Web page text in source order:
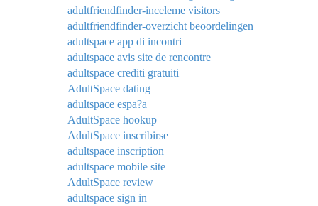
adultfriendfinder-inceleme visitors
adultfriendfinder-overzicht beoordelingen
adultspace app di incontri
adultspace avis site de rencontre
adultspace crediti gratuiti
AdultSpace dating
adultspace espa?a
AdultSpace hookup
AdultSpace inscribirse
adultspace inscription
adultspace mobile site
AdultSpace review
adultspace sign in